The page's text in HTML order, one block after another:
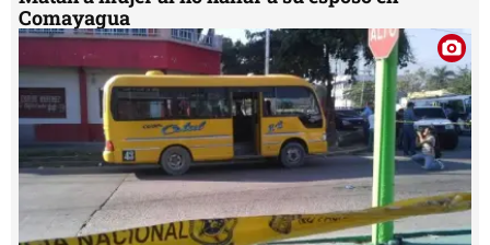
Comayagua